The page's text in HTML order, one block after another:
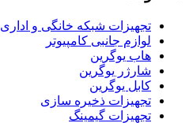
تجهیزات شبکه خانگی و اداری
لوازم جانبی کامپیوتر
هاب یوگرین
شارژر یوگرین
کابل یوگرین
تجهیزات ذخیره سازی
تجهیزات گیمینگ